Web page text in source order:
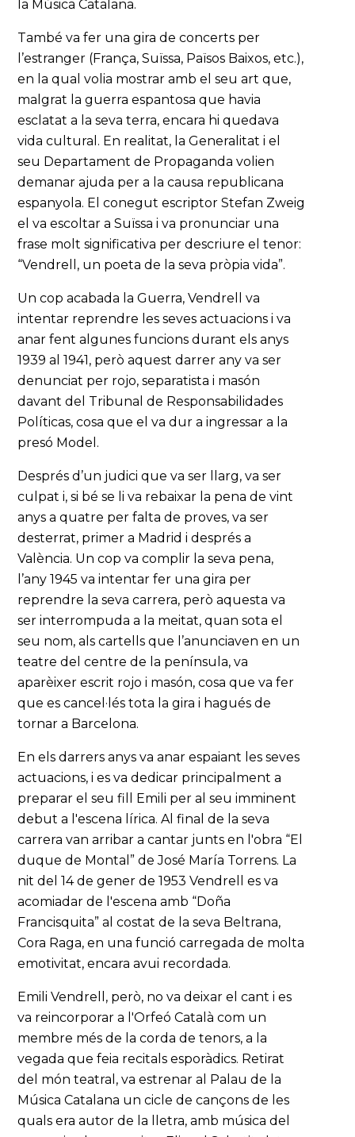
la Música Catalana.
També va fer una gira de concerts per
l’estranger (França, Suïssa, Països Baixos, etc.),
en la qual volia mostrar amb el seu art que,
malgrat la guerra espantosa que havia
esclatat a la seva terra, encara hi quedava
vida cultural. En realitat, la Generalitat i el
seu Departament de Propaganda volien
demanar ajuda per a la causa republicana
espanyola. El conegut escriptor Stefan Zweig
el va escoltar a Suïssa i va pronunciar una
frase molt significativa per descriure el tenor:
“Vendrell, un poeta de la seva pròpia vida”.
Un cop acabada la Guerra, Vendrell va
intentar reprendre les seves actuacions i va
anar fent algunes funcions durant els anys
1939 al 1941, però aquest darrer any va ser
denunciat per rojo, separatista i masón
davant del Tribunal de Responsabilidades
Políticas, cosa que el va dur a ingressar a la
presó Model.
Després d’un judici que va ser llarg, va ser
culpat i, si bé se li va rebaixar la pena de vint
anys a quatre per falta de proves, va ser
desterrat, primer a Madrid i després a
València. Un cop va complir la seva pena,
l’any 1945 va intentar fer una gira per
reprendre la seva carrera, però aquesta va
ser interrompuda a la meitat, quan sota el
seu nom, als cartells que l’anunciaven en un
teatre del centre de la península, va
aparèixer escrit rojo i masón, cosa que va fer
que es cancel·lés tota la gira i hagués de
tornar a Barcelona.
En els darrers anys va anar espaiant les seves
actuacions, i es va dedicar principalment a
preparar el seu fill Emili per al seu imminent
debut a l'escena lírica. Al final de la seva
carrera van arribar a cantar junts en l'obra “El
duque de Montal” de José María Torrens. La
nit del 14 de gener de 1953 Vendrell es va
acomiadar de l'escena amb “Doña
Francisquita” al costat de la seva Beltrana,
Cora Raga, en una funció carregada de molta
emotivitat, encara avui recordada.
Emili Vendrell, però, no va deixar el cant i es
va reincorporar a l'Orfeó Català com un
membre més de la corda de tenors, a la
vegada que feia recitals esporàdics. Retirat
del món teatral, va estrenar al Palau de la
Música Catalana un cicle de cançons de les
quals era autor de la lletra, amb música del